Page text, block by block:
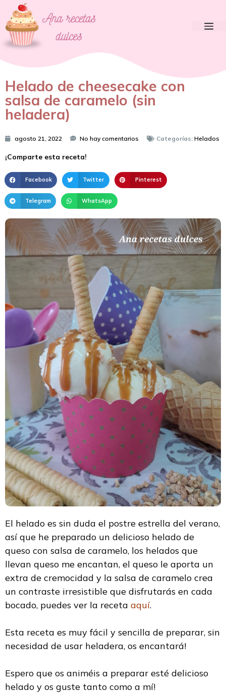
Helado de cheesecake con
salsa de caramelo (sin
heladera)
agosto 21, 2022 No hay comentarios Categorías: Helados
¡Comparte esta receta!
Facebook Twitter Pinterest
Telegram WhatsApp
El helado es sin duda el postre estrella del verano,
así que he preparado un delicioso helado de
queso con salsa de caramelo, los helados que
llevan queso me encantan, el queso le aporta un
extra de cremocidad y la salsa de caramelo crea
un contraste irresistible que disfrutarás en cada
bocado, puedes ver la receta aquí.
Esta receta es muy fácil y sencilla de preparar, sin
necesidad de usar heladera, os encantará!
Espero que os animéis a preparar esté delicioso
helado y os guste tanto como a mí!